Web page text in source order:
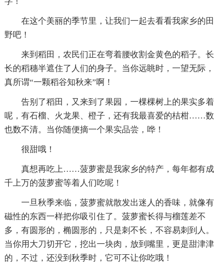
在这个美丽的季节里，让我们一起去看看我家乡的田
野吧！
来到稻田，农民们正在弯着腰收割金黄色的稻子。长
长的稻穗半遮住了人们的身子。当你远眺时，一望无际，
真所谓“一颗稻谷知秋来”啊！
告别了稻田，又来到了果园，一棵棵树上的果实多着
呢，有石榴、火龙果、橙子，还有我最喜爱的桔柑……数
也数不清。当你随便摘一个果实品尝，哗！
很甜哦！
真想再吃上……菠萝蜜是我家乡的特产，每年都有成
千上万的菠萝蜜等着人们吃呢！
一旦秋季来临，菠萝蜜就散发出迷人的香味，就像有
磁性的东西一样把你吸引住了。菠萝蜜长得与榴莲差不
多，有圆形的，椭圆形的，只是刺不长，不容易刺到人。
当你用大刀切开它，挖出一块肉，放到嘴里，更是甜津津
的，不过，还没到秋季时，它可不让你吃哦！